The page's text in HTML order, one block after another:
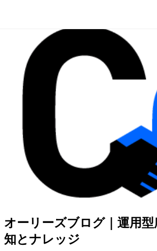
オーリーズブログ｜運用
知とナレッジ